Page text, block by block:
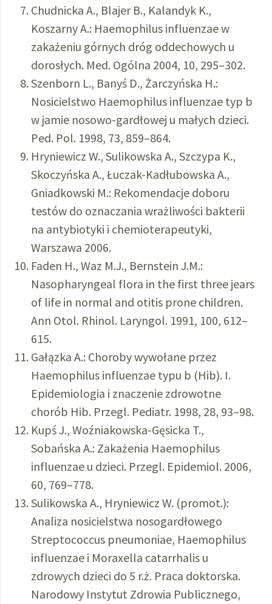
Chudnicka A., Blajer B., Kalandyk K.,
Koszarny A.: Haemophilus influenzae w
zakażeniu górnych dróg oddechowych u
dorosłych. Med. Ogólna 2004, 10, 295–302.
Szenborn L., Banyś D., Żarczyńska H.:
Nosicielstwo Haemophilus influenzae typ b
w jamie nosowo-gardłowej u małych dzieci.
Ped. Pol. 1998, 73, 859–864.
Hryniewicz W., Sulikowska A., Szczypa K.,
Skoczyńska A., Łuczak-Kadłubowska A.,
Gniadkowski M.: Rekomendacje doboru
testów do oznaczania wrażliwości bakterii
na antybiotyki i chemioterapeutyki,
Warszawa 2006.
Faden H., Waz M.J., Bernstein J.M.:
Nasopharyngeal flora in the first three jears
of life in normal and otitis prone children.
Ann Otol. Rhinol. Laryngol. 1991, 100, 612–
615.
Gałązka A.: Choroby wywołane przez
Haemophilus influenzae typu b (Hib). I.
Epidemiologia i znaczenie zdrowotne
chorób Hib. Przegl. Pediatr. 1998, 28, 93–98.
Kupś J., Woźniakowska-Gęsicka T.,
Sobańska A.: Zakażenia Haemophilus
influenzae u dzieci. Przegl. Epidemiol. 2006,
60, 769–778.
Sulikowska A., Hryniewicz W. (promot.):
Analiza nosicielstwa nosogardłowego
Streptococcus pneumoniae, Haemophilus
influenzae i Moraxella catarrhalis u
zdrowych dzieci do 5 r.ż. Praca doktorska.
Narodowy Instytut Zdrowia Publicznego,